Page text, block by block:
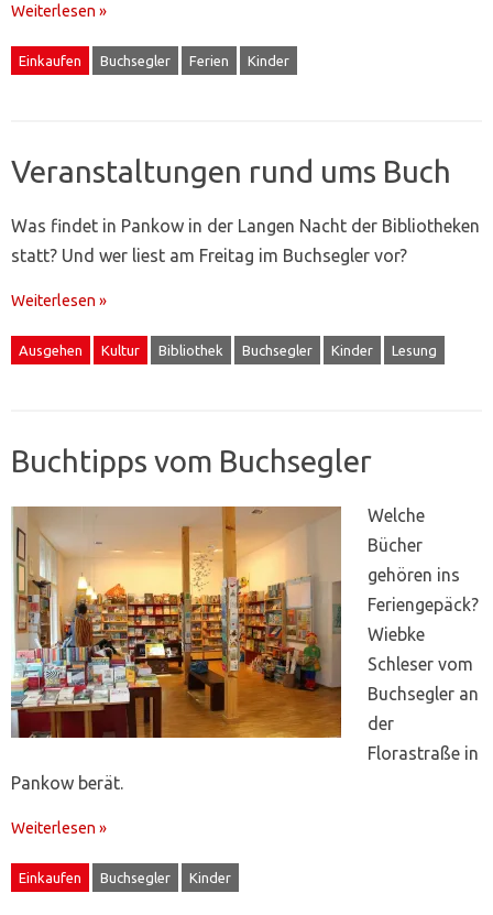
Weiterlesen »
Einkaufen Buchsegler Ferien Kinder
Veranstaltungen rund ums Buch
Was findet in Pankow in der Langen Nacht der Bibliotheken
statt? Und wer liest am Freitag im Buchsegler vor?
Weiterlesen »
Ausgehen Kultur Bibliothek Buchsegler Kinder Lesung
Buchtipps vom Buchsegler
Welche
Bücher
gehören ins
Feriengepäck?
Wiebke
Schleser vom
Buchsegler an
der
Florastraße in
Pankow berät.
Weiterlesen »
Einkaufen Buchsegler Kinder